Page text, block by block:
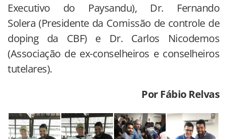
Executivo do Paysandu), Dr. Fernando
Solera (Presidente da Comissão de controle de
doping da CBF) e Dr. Carlos Nicodemos
(Associação de ex-conselheiros e conselheiros
tutelares).
Por Fábio Relvas